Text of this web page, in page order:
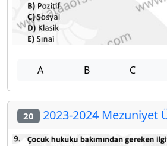
A B C
20 2023-2024 Mezuniyet